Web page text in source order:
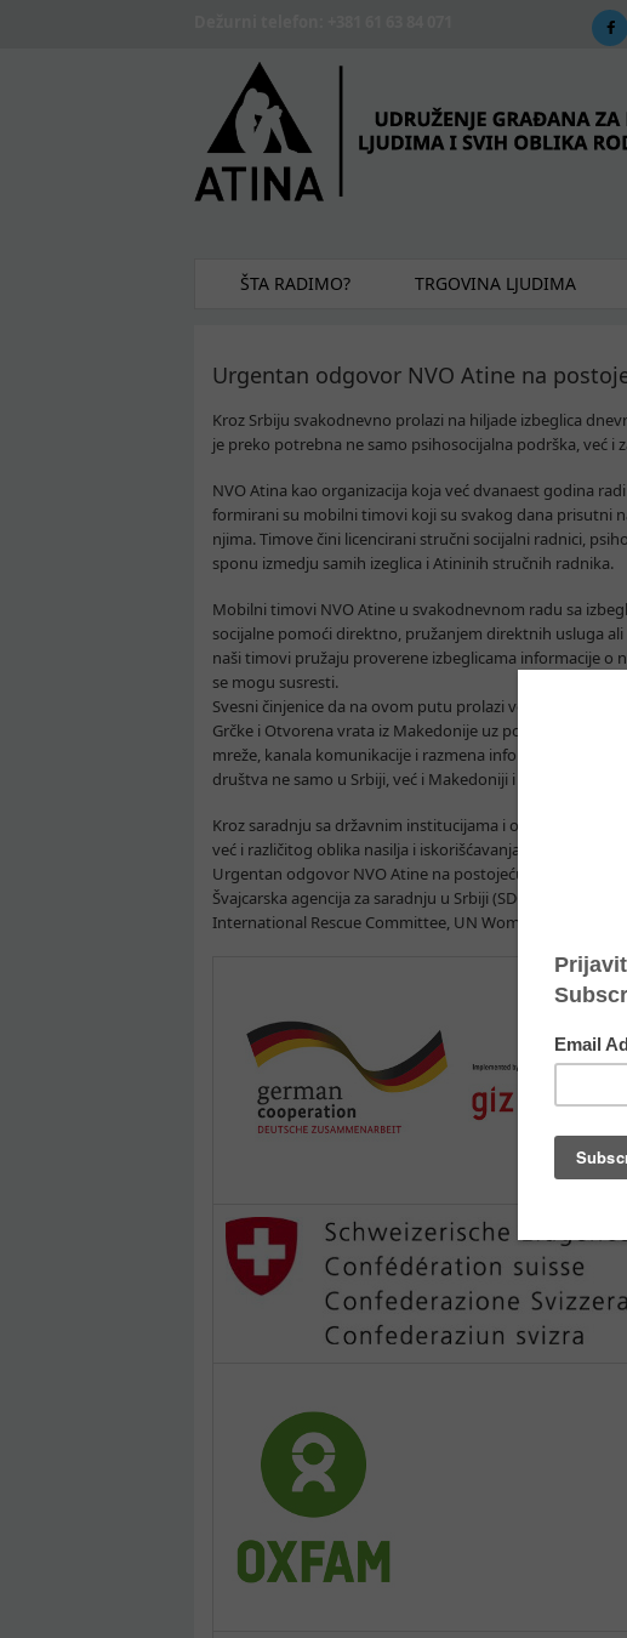
ŠTA RADIMO? TRGOVINA LJUDIMA
Urgentan odgovor NVO Atine na
Kroz Srbiju svakodnevno prolazi na hiljade izbeglica
je preko potrebna ne samo psihosocijalna podrška, već
NVO Atina kao organizacija koja već dvanaest godina
formirani su mobilni timovi koji su svakog dana prisutni
njima. Timove čini licencirani stručni socijalni radnici,
sponu izmedju samih izeglica i Atininih stručnih radnika.
Mobilni timovi NVO Atine u svakodnevnom radu sa
socijalne pomoći direktno, pružanjem direktnih usluga
naši timovi pružaju proverene izbeglicama informacije o
se mogu susresti.
Svesni činjenice da na ovom putu prolazi veliki broj
Grčke i Otvorena vrata iz Makedonije uz podršku Stalne
mreže, kanala komunikacije i razmena informacija koji
društva ne samo u Srbiji, već i Makedoniji i Grčkoj da
Kroz saradnju sa državnim institucijama i
već i različitog oblika nasilja i iskorišćavanja kako bi im
Urgentan odgovor NVO Atine na postojeću izbegličku
Švajcarska agencija za saradnju u Srbiji (SDC), Stalna
International Rescue Committee, UN Women, UNFPA i